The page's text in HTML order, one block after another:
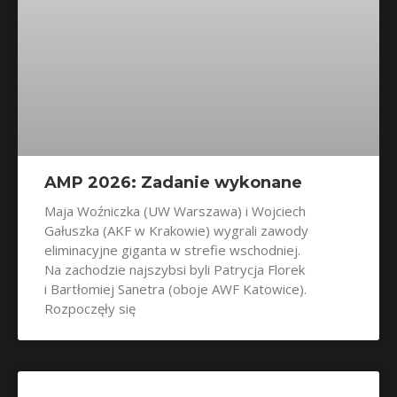
AMP 2026: Zadanie wykonane
Maja Woźniczka (UW Warszawa) i Wojciech
Gałuszka (AKF w Krakowie) wygrali zawody
eliminacyjne giganta w strefie wschodniej.
Na zachodzie najszybsi byli Patrycja Florek
i Bartłomiej Sanetra (oboje AWF Katowice).
Rozpoczęły się